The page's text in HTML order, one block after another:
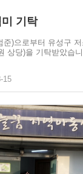
기탁
준)으로부터 유성구
상당)을 기탁받았습
15